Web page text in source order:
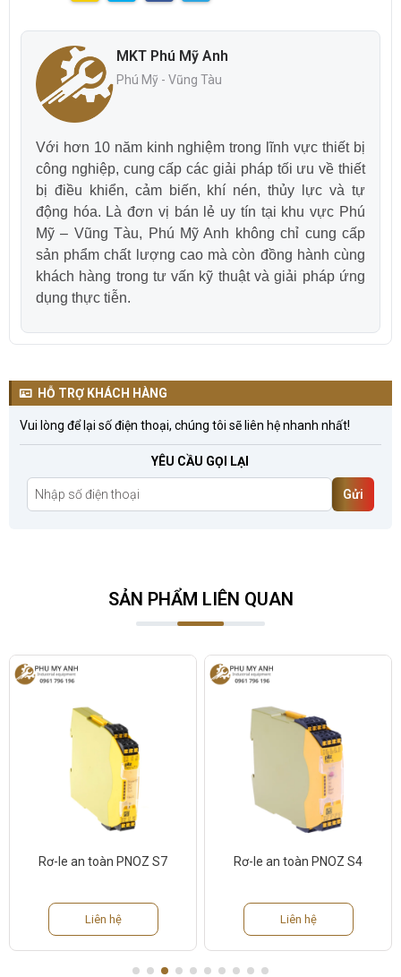
MKT Phú Mỹ Anh
Phú Mỹ - Vũng Tàu
Với hơn 10 năm kinh nghiệm trong lĩnh vực thiết bị
công nghiệp, cung cấp các giải pháp tối ưu về thiết
bị điều khiển, cảm biến, khí nén, thủy lực và tự
động hóa. Là đơn vị bán lẻ uy tín tại khu vực Phú
Mỹ – Vũng Tàu, Phú Mỹ Anh không chỉ cung cấp
sản phẩm chất lượng cao mà còn đồng hành cùng
khách hàng trong tư vấn kỹ thuật và giải pháp ứng
dụng thực tiễn.
HỖ TRỢ KHÁCH HÀNG
Vui lòng để lại số điện thoại, chúng tôi sẽ liên hệ nhanh nhất!
YÊU CẦU GỌI LẠI
Gửi
SẢN PHẨM LIÊN QUAN
an toàn PNOZ S7 Rơ-le an toàn PNOZ S4 Replay